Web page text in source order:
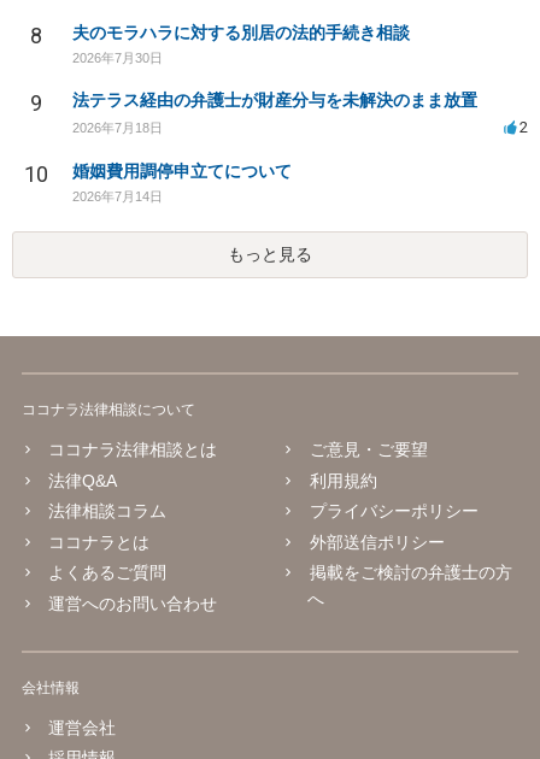
8 夫のモラハラに対する別居の法的手続き相談
2026年7月30日
9 法テラス経由の弁護士が財産分与を未解決のまま放置
2026年7月18日 2
10 婚姻費用調停申立てについて
2026年7月14日
もっと見る
ココナラ法律相談について
ココナラ法律相談とは
法律Q&A
法律相談コラム
ココナラとは
よくあるご質問
運営へのお問い合わせ
ご意見・ご要望
利用規約
プライバシーポリシー
外部送信ポリシー
掲載をご検討の弁護士の方
へ
会社情報
運営会社